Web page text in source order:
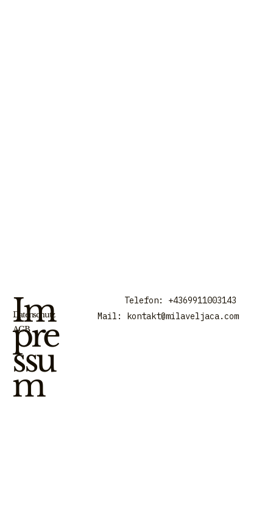
Im
pre
ssu
m
Datenschutz
AGB
Mail: kontakt@milaveljaca.com
Telefon: +4369911003143